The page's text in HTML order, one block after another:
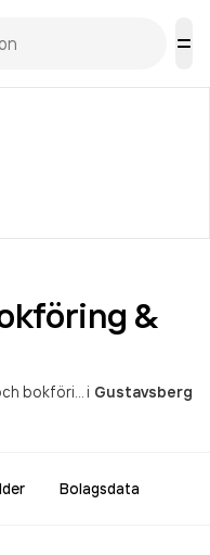
&
skatterådgivning i Gustavsberg
Bolagsdata